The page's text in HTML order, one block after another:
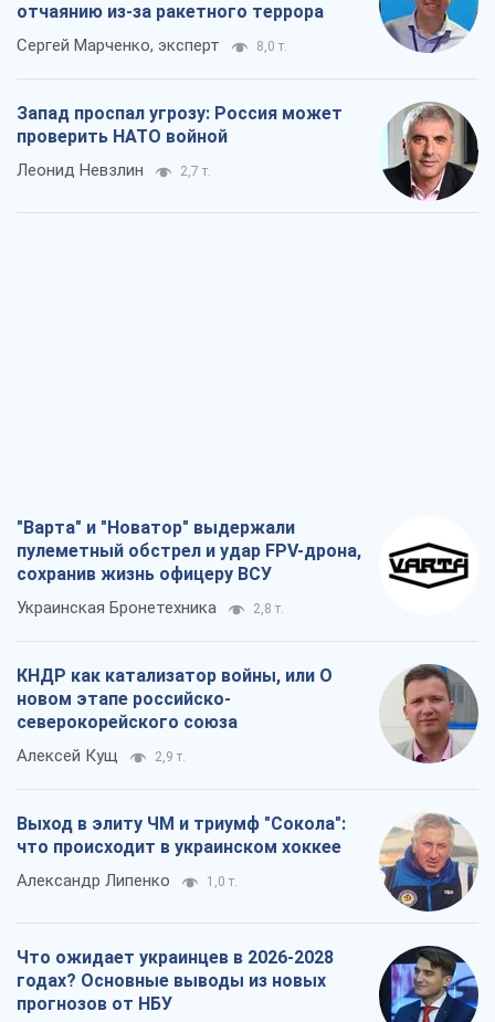
отчаянию из-за ракетного террора
Сергей Марченко, эксперт 8,0 т.
Запад проспал угрозу: Россия может
проверить НАТО войной
Леонид Невзлин 2,7 т.
"Варта" и "Новатор" выдержали
пулеметный обстрел и удар FPV-дрона,
сохранив жизнь офицеру ВСУ
Украинская Бронетехника 2,8 т.
КНДР как катализатор войны, или О
новом этапе российско-
северокорейского союза
Алексей Кущ 2,9 т.
Выход в элиту ЧМ и триумф "Сокола":
что происходит в украинском хоккее
Александр Липенко 1,0 т.
Что ожидает украинцев в 2026-2028
годах? Основные выводы из новых
прогнозов от НБУ